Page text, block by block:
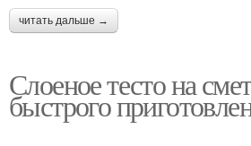
читать дальше →
Слоеное тесто на
быстрого